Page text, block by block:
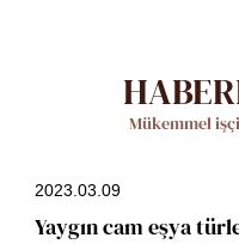
Mükemmel
2023.03.09
Yaygın cam eşya